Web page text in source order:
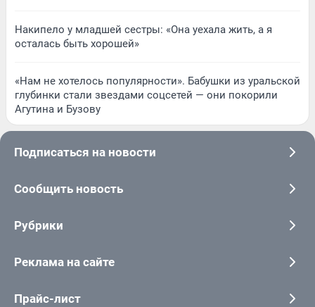
Накипело у младшей сестры: «Она уехала жить, а я
осталась быть хорошей»
«Нам не хотелось популярности». Бабушки из уральской
глубинки стали звездами соцсетей — они покорили
Агутина и Бузову
Подписаться на новости
Сообщить новость
Рубрики
Реклама на сайте
Прайс-лист